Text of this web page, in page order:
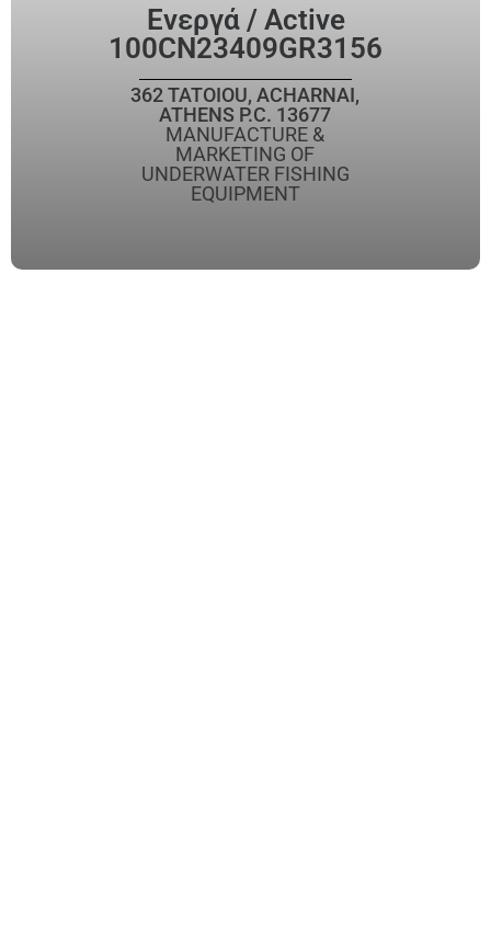
Ενεργά / Active
100CN23409GR3156
362 TATOIOU, ACHARNAI,
ATHENS P.C. 13677
MANUFACTURE &
MARKETING OF
UNDERWATER FISHING
EQUIPMENT